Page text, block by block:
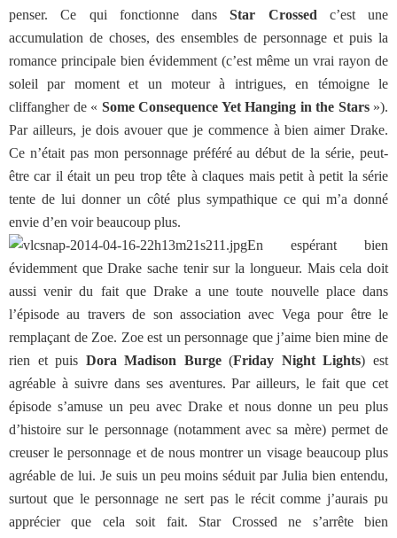
penser. Ce qui fonctionne dansStar Crossed c’est une
accumulation de choses, des ensembles de personnage et puis la
romance principale bien évidemment (c’est même un vrai rayon de
soleil par moment et un moteur à intrigues, en témoigne le
cliffangher de « Some Consequence Yet Hanging in the Stars »).
Par ailleurs, je dois avouer que je commence à bien aimer Drake.
Ce n’était pas mon personnage préféré au début de la série, peut-
être car il était un peu trop tête à claques mais petit à petit la série
tente de lui donner un côté plus sympathique ce qui m’a donné
envie d’en voir beaucoup plus.
En espérant bien
évidemment que Drake sache tenir sur la longueur. Mais cela doit
aussi venir du fait que Drake a une toute nouvelle place dans
l’épisode au travers de son association avec Vega pour être le
remplaçant de Zoe. Zoe est un personnage que j’aime bien mine de
rien et puis Dora Madison Burge(Friday Night Lights) est
agréable à suivre dans ses aventures. Par ailleurs, le fait que cet
épisode s’amuse un peu avec Drake et nous donne un peu plus
d’histoire sur le personnage (notamment avec sa mère) permet de
creuser le personnage et de nous montrer un visage beaucoup plus
agréable de lui. Je suis un peu moins séduit par Julia bien entendu,
surtout que le personnage ne sert pas le récit comme j’aurais pu
apprécier que cela soit fait. Star Crossed ne s’arrête bien